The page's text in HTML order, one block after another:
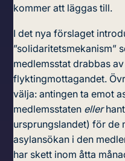
kommer att läggas till.
I det nya förslaget
”solidaritetsmekanism”
medlemsstat drabbas
flyktingmottagandet.
välja: antingen ta emot
medlemsstaten eller
ursprungslandet) för de
asylansökan i den
har skett inom åtta